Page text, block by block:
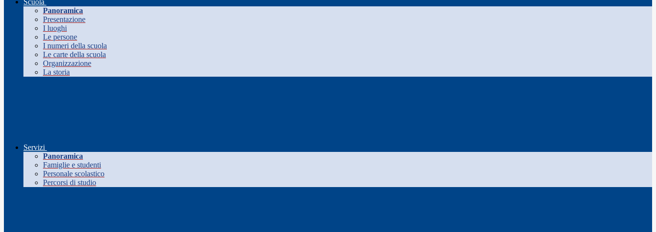
Scuola
Panoramica
Presentazione
I luoghi
Le persone
I numeri della scuola
Le carte della scuola
Organizzazione
La storia
Servizi
Panoramica
Famiglie e studenti
Personale scolastico
Percorsi di studio